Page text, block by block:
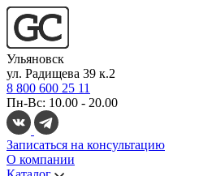
Ульяновск
ул. Радищева 39 к.2
8 800 600 25 11
Пн-Вс: 10.00 - 20.00
Записаться на консультацию
О компании